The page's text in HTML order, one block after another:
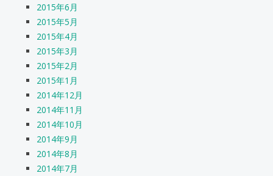
2015年6月
2015年5月
2015年4月
2015年3月
2015年2月
2015年1月
2014年12月
2014年11月
2014年10月
2014年9月
2014年8月
2014年7月